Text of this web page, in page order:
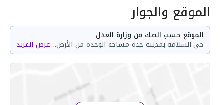
الموقع والجوار
الموقع حسب الصك من وزارة العدل
حي السلامة بمدينة جدة مساحة الوحدة من الأرض 34.91 متر وتختص من المنافع والأجزاء المشتركة بمساحة 71.97 مترعرض المزيد